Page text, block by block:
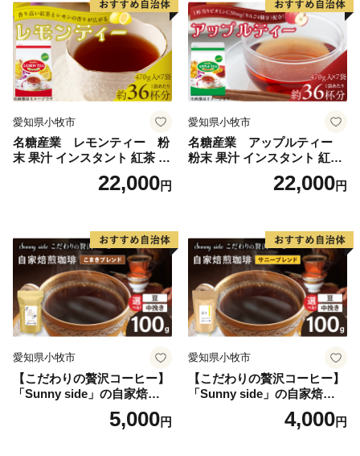
愛知県小牧市
名糖産業 レモンティー 粉
末 果汁 インスタント 紅茶 ビ
タミンC 袋 ロングセラー 粉
末飲料 粉末茶 簡単 手軽 ホッ
22,000円
愛知県小牧市
名糖産業 アップルティー
粉末 果汁 インスタント 紅茶
ティー ビタミンC 袋 ロング
セラー 粉末飲料 粉末茶 簡単
22,000円
愛知県小牧市
【こだわりの贅沢コーヒー】
「Sunny side」の自家焙煎珈
琲こまきブレンド（100g）
5,000円
愛知県小牧市
【こだわりの贅沢コーヒー】
「Sunny side」の自家焙煎珈
琲サニーブレンド（100g）
4,000円